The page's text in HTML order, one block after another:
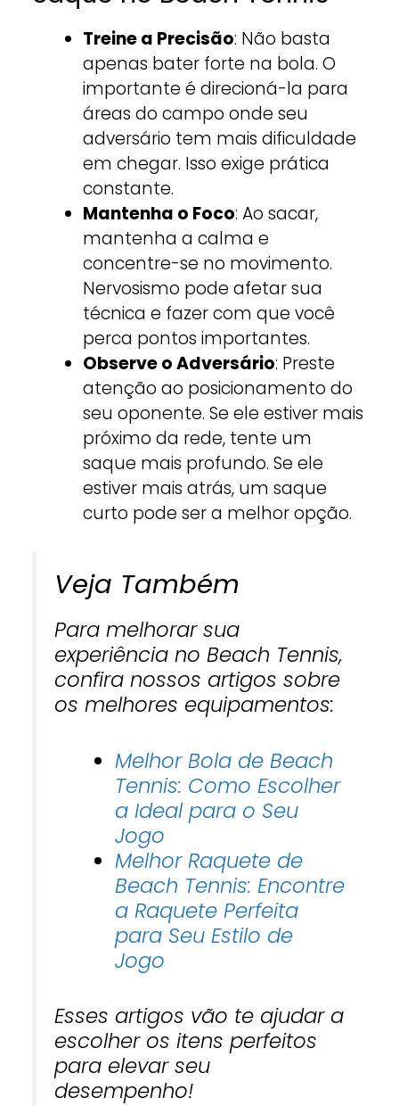
Treine a Precisão: Não basta
apenas bater forte na bola. O
importante é direcioná-la para
áreas do campo onde seu
adversário tem mais dificuldade
em chegar. Isso exige prática
constante.
Mantenha o Foco: Ao sacar,
mantenha a calma e
concentre-se no movimento.
Nervosismo pode afetar sua
técnica e fazer com que você
perca pontos importantes.
Observe o Adversário: Preste
atenção ao posicionamento do
seu oponente. Se ele estiver mais
próximo da rede, tente um
saque mais profundo. Se ele
estiver mais atrás, um saque
curto pode ser a melhor opção.
Veja Também
Para melhorar sua
experiência no Beach Tennis,
confira nossos artigos sobre
os melhores equipamentos:
Melhor Bola de Beach
Tennis: Como Escolher
a Ideal para o Seu
Jogo
Melhor Raquete de
Beach Tennis: Encontre
a Raquete Perfeita
para Seu Estilo de
Jogo
Esses artigos vão te ajudar a
escolher os itens perfeitos
para elevar seu
desempenho!